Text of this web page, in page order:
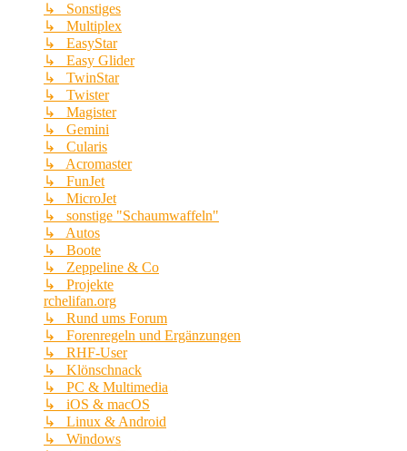
↳ Sonstiges
↳ Multiplex
↳ EasyStar
↳ Easy Glider
↳ TwinStar
↳ Twister
↳ Magister
↳ Gemini
↳ Cularis
↳ Acromaster
↳ FunJet
↳ MicroJet
↳ sonstige "Schaumwaffeln"
↳ Autos
↳ Boote
↳ Zeppeline & Co
↳ Projekte
rchelifan.org
↳ Rund ums Forum
↳ Forenregeln und Ergänzungen
↳ RHF-User
↳ Klönschnack
↳ PC & Multimedia
↳ iOS & macOS
↳ Linux & Android
↳ Windows